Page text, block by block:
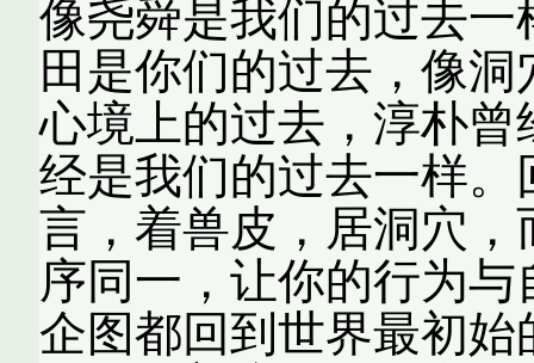
像尧舜是我们的过去
田是你们的过去，像
心境上的过去，淳朴
经是我们的过去一样
言，着兽皮，居洞穴
序同一，让你的行为
企图都回到世界最初始